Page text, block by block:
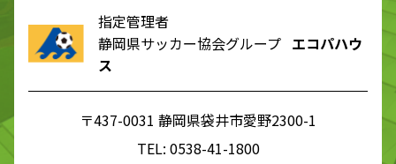
指定管理者
静岡県サッカー協会グループ エコパハウ
ス
〒437-0031 静岡県袋井市愛野2300-1
TEL: 0538-41-1800